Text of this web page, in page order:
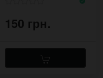
150 грн.